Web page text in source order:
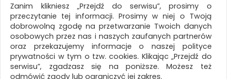
KATEGORIE
WSZYSTKIE KATEGORIE
FILTRY
Więcej
Zanim klikniesz „Przejdź do serwisu”, prosimy o
przeczytanie tej informacji. Prosimy w niej o Twoją
dobrowolną zgodę na przetwarzanie Twoich danych
osobowych przez nas i naszych zaufanych partnerów
oraz przekazujemy informacje o naszej polityce
prywatności w tym o tzw. cookies. Klikając „Przejdź do
serwisu”, zgadzasz się na poniższe. Możesz też
odmówić zgody lub ograniczyć jej zakres.